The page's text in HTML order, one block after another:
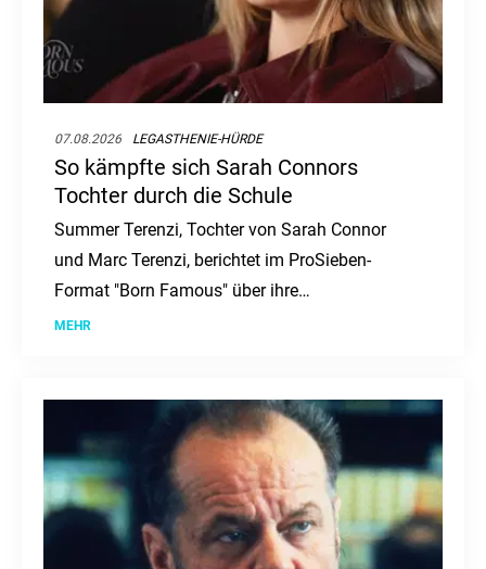
07.08.2026 LEGASTHENIE-HÜRDE
So kämpfte sich Sarah Connors
Tochter durch die Schule
Summer Terenzi, Tochter von Sarah Connor
und Marc Terenzi, berichtet im ProSieben-
Format "Born Famous" über ihre
Herausforderungen in der Schule aufgrund von
MEHR